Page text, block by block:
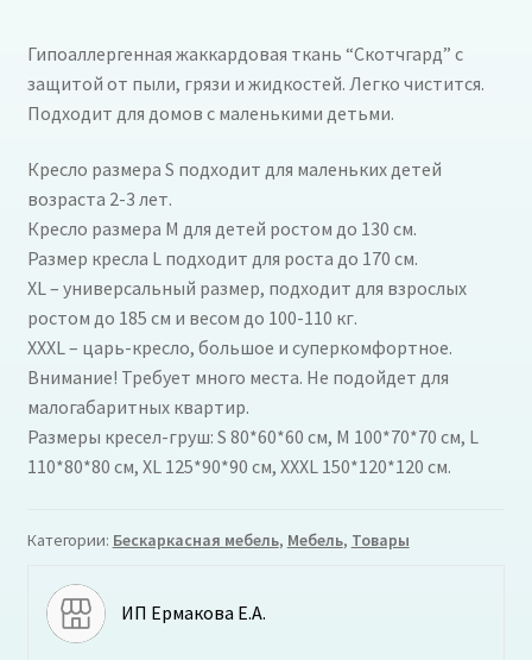
Гипоаллергенная жаккардовая ткань “Скотчгард” с
защитой от пыли, грязи и жидкостей. Легко чистится.
Подходит для домов с маленькими детьми.
Кресло размера S подходит для маленьких детей
возраста 2-3 лет.
Кресло размера M для детей ростом до 130 см.
Размер кресла L подходит для роста до 170 см.
XL – универсальный размер, подходит для взрослых
ростом до 185 см и весом до 100-110 кг.
XXXL – царь-кресло, большое и суперкомфортное.
Внимание! Требует много места. Не подойдет для
малогабаритных квартир.
Размеры кресел-груш: S 80*60*60 см, M 100*70*70 см, L
110*80*80 см, XL 125*90*90 см, XXXL 150*120*120 см.
Категории: Бескаркасная мебель, Мебель, Товары
ИП Ермакова Е.А.